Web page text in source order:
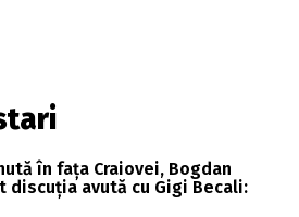
în fața Craiovei, Bogdan
discuția avută cu Gigi Becali: